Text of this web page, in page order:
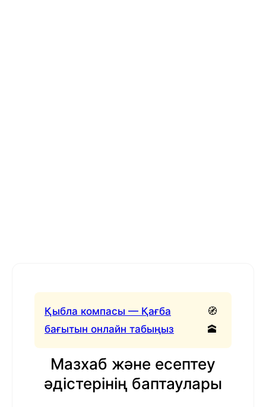
Қыбла компасы — Қағба
бағытын онлайн табыңыз
🧭
🕋
Мазхаб және есептеу
әдістерінің баптаулары